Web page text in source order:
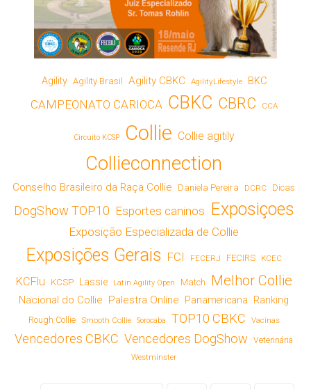
Agility Agility Brasil Agility CBKC AgilityLifestyle BKC
CAMPEONATO CARIOCA CBKC CBRC CCA
Circuito KCSP Collie Collie agitily
Collieconnection
Conselho Brasileiro da Raça Collie Daniela Pereira DCRC Dicas
DogShow TOP10 Esportes caninos Exposiçoes
Exposição Especializada de Collie
Exposições Gerais FCI FECERJ FECIRS KCEC
KCFlu KCSP Lassie Latin Agility Open Match Melhor Collie
Nacional do Collie Palestra Online Panamericana Ranking
Rough Collie Smooth Collie Sorocaba TOP10 CBKC Vacinas
Vencedores CBKC Vencedores DogShow
Veterinária
Westminster